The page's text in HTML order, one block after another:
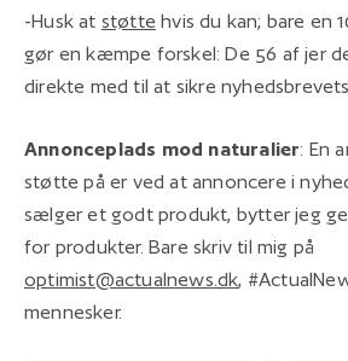
-Husk at støtte hvis du kan; bare en
gør en kæmpe forskel: De 56 af jer
direkte med til at sikre
Annonceplads mod naturalier: En
støtte på er ved at annoncere i
sælger et godt produkt, bytter jeg
for produkter. Bare skriv til mig på
optimist@actualnews.dk,
mennesker.